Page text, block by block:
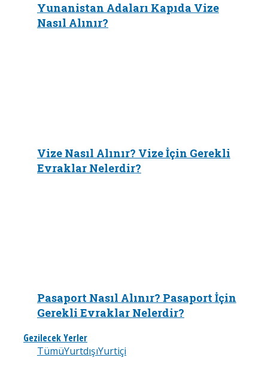
Yunanistan Adaları Kapıda Vize
Nasıl Alınır?
Vize Nasıl Alınır? Vize İçin Gerekli
Evraklar Nelerdir?
Pasaport Nasıl Alınır? Pasaport İçin
Gerekli Evraklar Nelerdir?
Gezilecek Yerler
TümüYurtdışıYurtiçi